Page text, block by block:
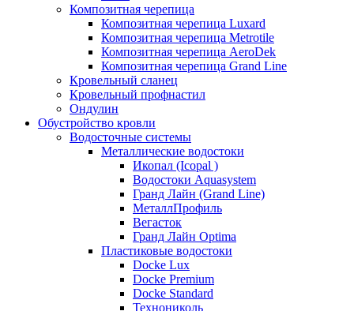
Композитная черепица
Композитная черепица Luxard
Композитная черепица Metrotile
Композитная черепица AeroDek
Композитная черепица Grand Line
Кровельный сланец
Кровельный профнастил
Ондулин
Обустройство кровли
Водосточные системы
Металлические водостоки
Икопал (Icopal )
Водостоки Aquasystem
Гранд Лайн (Grand Line)
МеталлПрофиль
Вегасток
Гранд Лайн Optima
Пластиковые водостоки
Docke Lux
Docke Premium
Docke Standard
Технониколь